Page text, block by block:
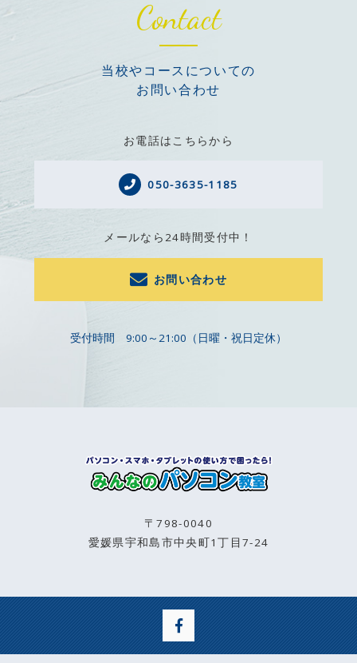
Contact
当校やコースについての
お問い合わせ
お電話はこちらから
050-3635-1185
メールなら24時間受付中！
お問い合わせ
受付時間 9:00～21:00（日曜・祝日定休）
〒798-0040
愛媛県宇和島市中央町1丁目7-24